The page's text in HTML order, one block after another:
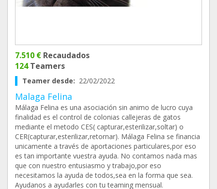
7.510 € Recaudados
124Teamers
Teamer desde: 22/02/2022
Malaga Felina
Málaga Felina es una asociación sin animo de lucro cuya
finalidad es el control de colonias callejeras de gatos
mediante el metodo CES( capturar,esterilizar,soltar) o
CER(capturar,esterilizar,retornar). Málaga Felina se financia
unicamente a través de aportaciones particulares,por eso
es tan importante vuestra ayuda. No contamos nada mas
que con nuestro entusiasmo y trabajo,por eso
necesitamos la ayuda de todos,sea en la forma que sea.
Ayudanos a ayudarles con tu teaming mensual.